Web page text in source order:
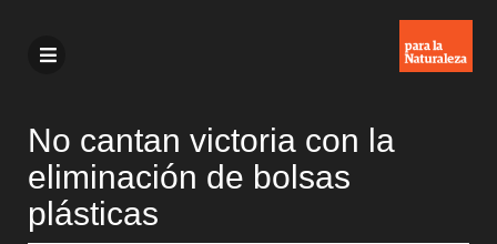
No cantan victoria con la
eliminación de bolsas
plásticas